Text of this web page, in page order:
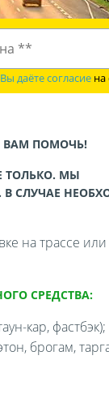
Вы даёте согласие на
ВАМ ПОМОЧЬ!
ТОЛЬКО. МЫ
СЛУЧАЕ
на трассе
СРЕДСТВА:
кар, фастбэк);
брогам,